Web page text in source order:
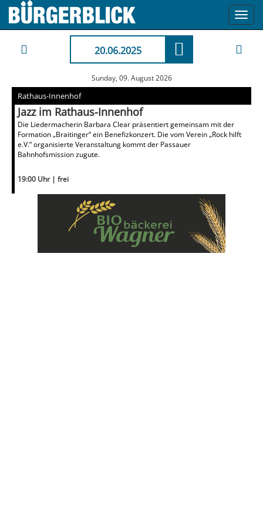
20.06.2025
Sunday, 09. August 2026
Rathaus-Innenhof
Jazz im Rathaus-Innenhof
Die Liedermacherin Barbara Clear präsentiert gemeinsam mit der
Formation „Braitinger“ ein Benefizkonzert. Die vom Verein „Rock hilft
e.V.“ organisierte Veranstaltung kommt der Passauer
Bahnhofsmission zugute.
19:00 Uhr | frei